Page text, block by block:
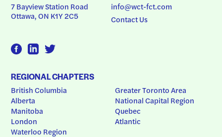
7 Bayview Station Road
Ottawa, ON K1Y 2C5
info@wct-fct.com
Contact Us
REGIONAL CHAPTERS
British Columbia
Alberta
Manitoba
London
Waterloo Region
Greater Toronto Area
National Capital Region
Quebec
Atlantic